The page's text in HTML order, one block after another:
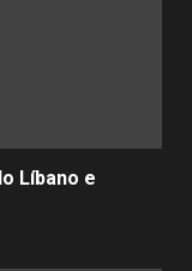
Líbano e